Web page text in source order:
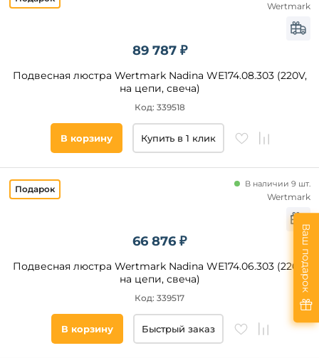
89 787 ₽
Подвесная люстра Wertmark Nadina WE174.08.303 (220V,
на цепи, свеча)
Код: 339518
Wertmark
В корзину Купить в 1 клик
66 876 ₽
Подвесная люстра Wertmark Nadina WE174.06.303 (220V,
на цепи, свеча)
В наличии 9 шт.
Код: 339517
Wertmark
В корзину Быстрый заказ
Ваш подарок